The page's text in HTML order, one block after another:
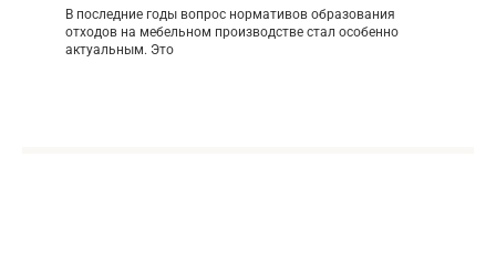
В последние годы вопрос нормативов образования
отходов на мебельном производстве стал особенно
актуальным. Это